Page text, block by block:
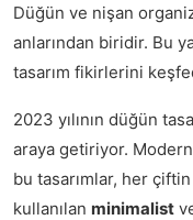
Düğün ve nişan
anlarından biridir. Bu
tasarım fikirlerini
2023 yılının düğün
araya getiriyor.
bu tasarımlar, her
kullanılan minimalist